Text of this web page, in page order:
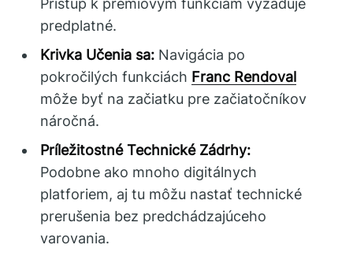
Prístup k prémiovým funkciám vyžaduje
predplatné.
Krivka Učenia sa: Navigácia po
pokročilých funkciách Franc Rendoval
môže byť na začiatku pre začiatočníkov
náročná.
Príležitostné Technické Zádrhy:
Podobne ako mnoho digitálnych
platforiem, aj tu môžu nastať technické
prerušenia bez predchádzajúceho
varovania.